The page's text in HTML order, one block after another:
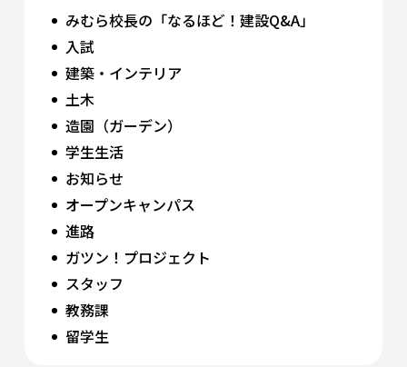
みむら校長の「なるほど！建設Q&A」
入試
建築・インテリア
土木
造園（ガーデン）
学生生活
お知らせ
オープンキャンパス
進路
ガツン！プロジェクト
スタッフ
教務課
留学生